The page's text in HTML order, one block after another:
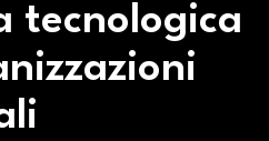
tecnologica